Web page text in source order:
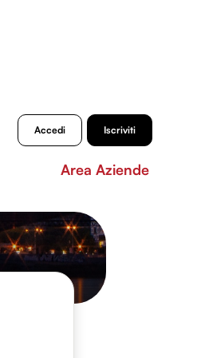
Accedi Iscriviti
Area Aziende